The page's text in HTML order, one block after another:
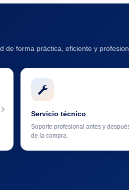
de forma práctica, eficiente y
Servicio técnico
Soporte profesional antes y
de la compra.